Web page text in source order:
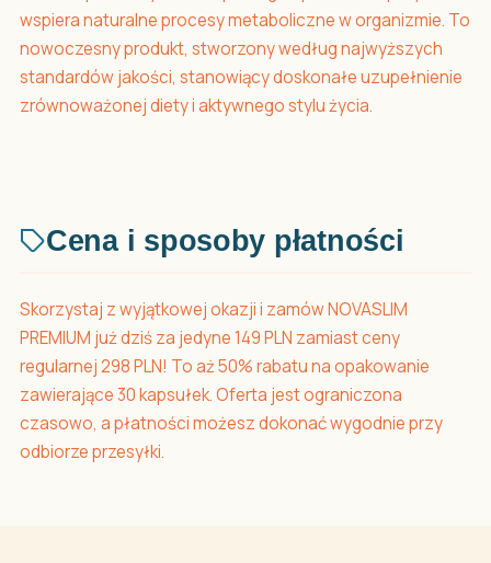
wspiera naturalne procesy metaboliczne w organizmie. To
nowoczesny produkt, stworzony według najwyższych
standardów jakości, stanowiący doskonałe uzupełnienie
zrównoważonej diety i aktywnego stylu życia.
Cena i sposoby płatności
Skorzystaj z wyjątkowej okazji i zamów NOVASLIM
PREMIUM już dziś za jedyne 149 PLN zamiast ceny
regularnej 298 PLN! To aż 50% rabatu na opakowanie
zawierające 30 kapsułek. Oferta jest ograniczona
czasowo, a płatności możesz dokonać wygodnie przy
odbiorze przesyłki.